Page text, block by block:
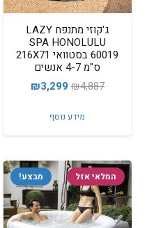
ג'קוזי מתנפח LAZY
SPA HONOLULU
60019 בסטוואי 216X71
ס"מ 4-7 אנשים
₪4,887
המחיר
היה:
₪4,887.
₪3,299
₪3,299.
מידע נוסף
מבצע! המלאי אזל